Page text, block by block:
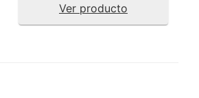
Ver producto